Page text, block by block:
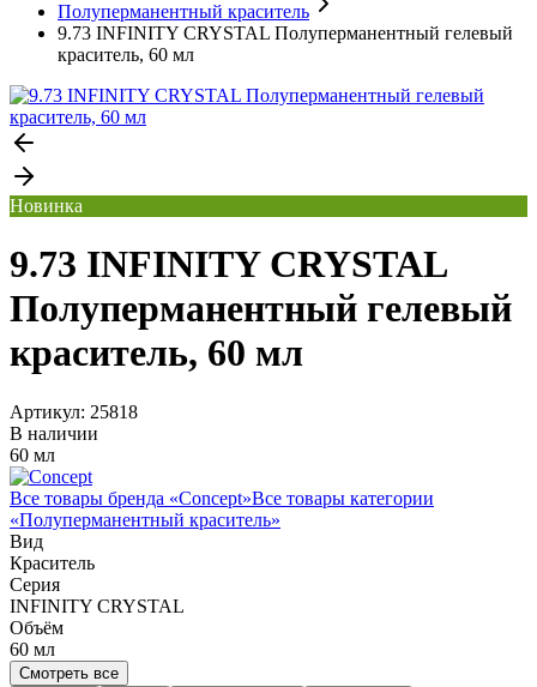
Полуперманентный краситель
9.73 INFINITY CRYSTAL Полуперманентный гелевый
краситель, 60 мл
Новинка
9.73 INFINITY CRYSTAL
Полуперманентный гелевый
краситель, 60 мл
Артикул: 25818
В наличии
60 мл
Все товары бренда «Concept»Все товары категории
«Полуперманентный краситель»
Вид
Краситель
Серия
INFINITY CRYSTAL
Объём
60 мл
Смотреть все